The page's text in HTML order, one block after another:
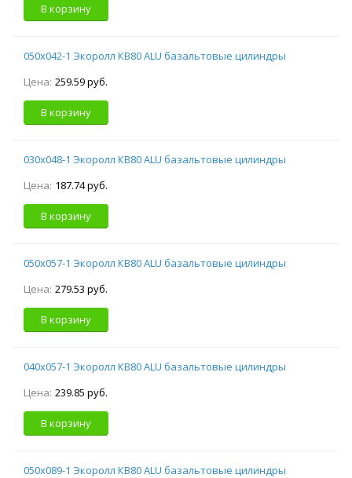
В корзину
050х042-1 Экоролл КВ80 ALU базальтовые цилиндры
Цена: 259.59 руб.
В корзину
030х048-1 Экоролл КВ80 ALU базальтовые цилиндры
Цена: 187.74 руб.
В корзину
050х057-1 Экоролл КВ80 ALU базальтовые цилиндры
Цена: 279.53 руб.
В корзину
040х057-1 Экоролл КВ80 ALU базальтовые цилиндры
Цена: 239.85 руб.
В корзину
050х089-1 Экоролл КВ80 ALU базальтовые цилиндры